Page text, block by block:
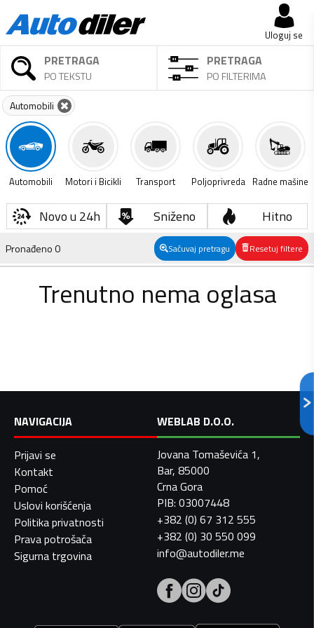
Uloguj se
PRETRAGA
PO TEKSTU
PRETRAGA
PO FILTERIMA
Automobili
Automobili Motori i Bicikli Transport Poljoprivreda Radne mašine
Novo u 24h Sniženo Hitno
Pronađeno0 Sačuvaj pretragu Resetuj filtere
Trenutno nema oglasa
NAVIGACIJA
Prijavi se
Kontakt
Pomoć
Uslovi korišćenja
Politika privatnosti
Prava potrošača
Sigurna trgovina
WEBLAB D.O.O.
Jovana Tomaševića 1,
Bar, 85000
Crna Gora
PIB: 03007448
+382 (0) 67 312 555
+382 (0) 30 550 099
info@autodiler.me